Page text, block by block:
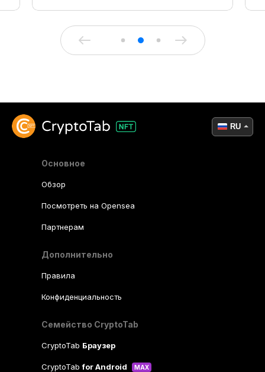
Основное
Обзор
Посмотреть на Opensea
Партнерам
Дополнительно
Правила
Конфиденциальность
Семейство CryptoTab
CryptoTab Браузер
CryptoTabfor Android MAX
RU